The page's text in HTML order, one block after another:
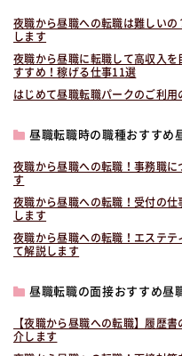
夜職から昼職への転職は難しいの
します
夜職から昼職に転職して高収入を
すすめ！稼げる仕事11選
はじめて昼職転職パークのご利用
昼職転職時の職種おすすめ
夜職から昼職への転職！事務職に
す
夜職から昼職への転職！受付の仕
します
夜職から昼職への転職！エステテ
て解説します
昼職転職の面接おすすめ昼
【夜職から昼職への転職】履歴
介します